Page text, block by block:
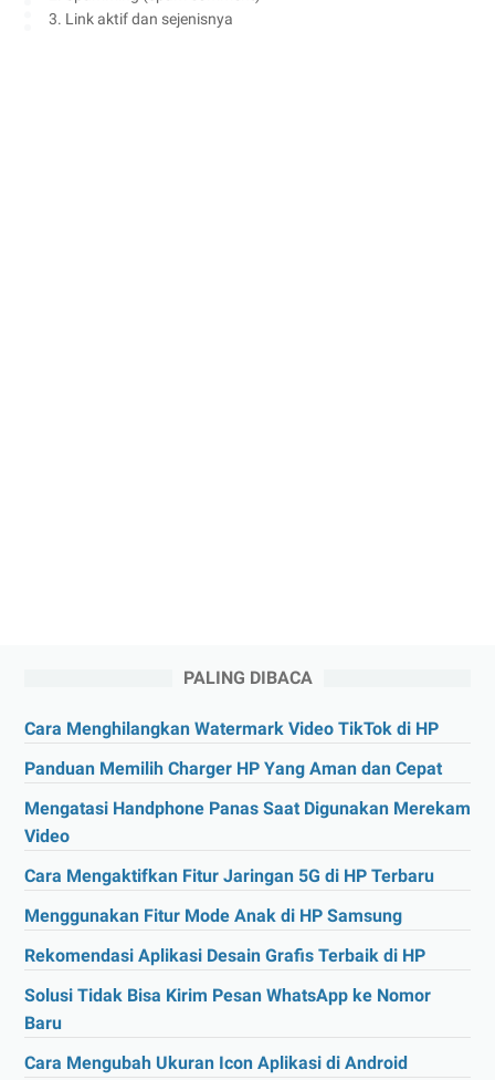
3. Link aktif dan sejenisnya
PALING DIBACA
Cara Menghilangkan Watermark Video TikTok di HP
Panduan Memilih Charger HP Yang Aman dan Cepat
Mengatasi Handphone Panas Saat Digunakan Merekam
Video
Cara Mengaktifkan Fitur Jaringan 5G di HP Terbaru
Menggunakan Fitur Mode Anak di HP Samsung
Rekomendasi Aplikasi Desain Grafis Terbaik di HP
Solusi Tidak Bisa Kirim Pesan WhatsApp ke Nomor
Baru
Cara Mengubah Ukuran Icon Aplikasi di Android